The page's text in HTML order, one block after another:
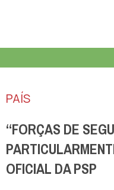
PAÍS
“FORÇAS DE
OFICIAL DA PSP